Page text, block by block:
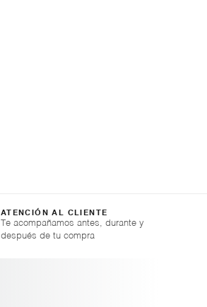
ATENCIÓN AL CLIENTE
Te acompañamos antes, durante y
después de tu compra